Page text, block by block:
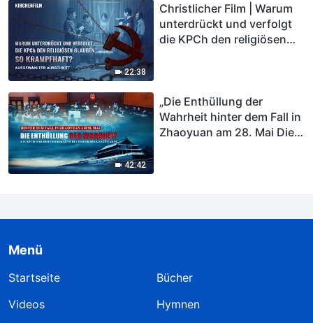
22:38
Christlicher Film | Warum
unterdrückt und verfolgt
die KPCh den religiösen
42:42
„Die Enthüllung der
Wahrheit hinter dem Fall in
Zhaoyuan am 28. Mai Die
Menü
Startseite
Bücher
Videos
Hymnen